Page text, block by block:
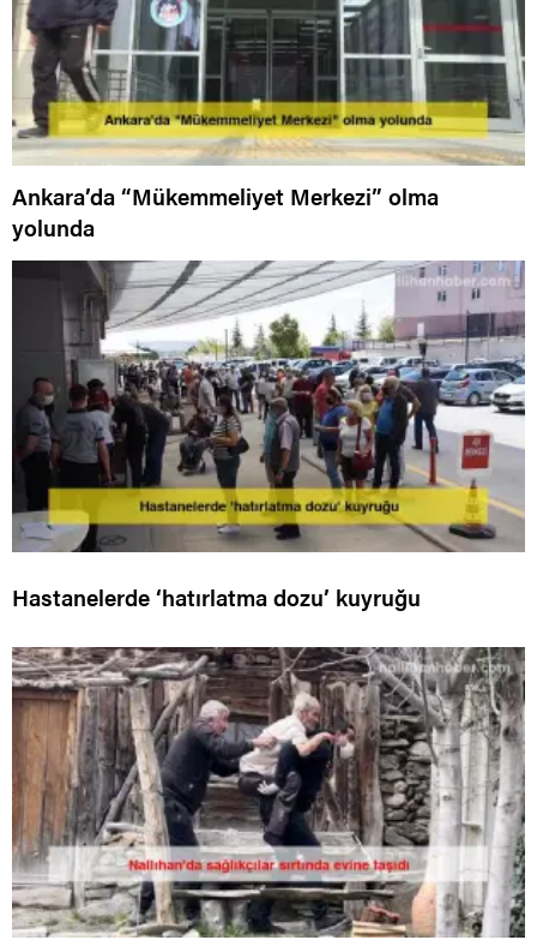
Ankara’da “Mükemmeliyet Merkezi” olma
yolunda
Hastanelerde ‘hatırlatma dozu’ kuyruğu